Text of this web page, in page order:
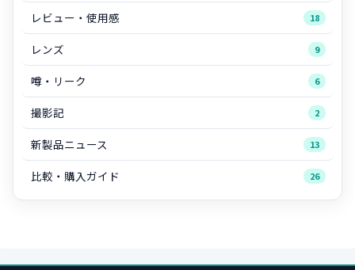
レビュー・使用感 18
レンズ 9
噂・リーク 6
撮影記 2
新製品ニュース 13
比較・購入ガイド 26